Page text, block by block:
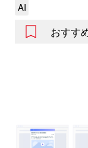
AI
おすす